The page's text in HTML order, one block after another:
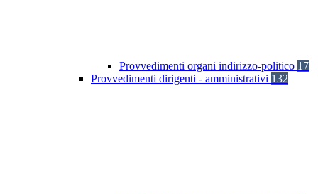
Provvedimenti organi indirizzo-politico 17
Provvedimenti dirigenti - amministrativi 132